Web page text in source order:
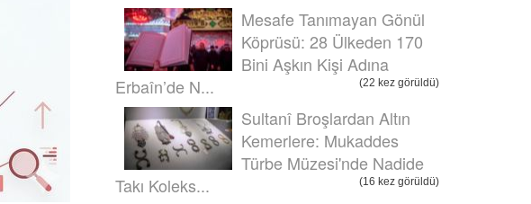
Mesafe Tanımayan Gönül
Köprüsü: 28 Ülkeden 170
Bini Aşkın Kişi Adına
Erbaîn’de N...
(22 kez görüldü)
Sultanî Broşlardan Altın
Kemerlere: Mukaddes
Türbe Müzesi'nde Nadide
Takı Koleks...
(16 kez görüldü)